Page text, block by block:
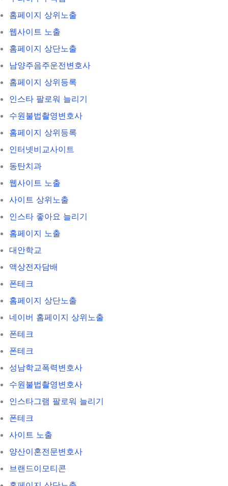
홈페이지 상위노출
웹사이트 노출
홈페이지 상단노출
남양주음주운전변호사
홈페이지 상위등록
인스타 팔로워 늘리기
수원불법촬영변호사
홈페이지 상위등록
인터넷비교사이트
동탄치과
웹사이트 노출
사이트 상위노출
인스타 좋아요 늘리기
홈페이지 노출
대안학교
액상전자담배
폰테크
홈페이지 상단노출
네이버 홈페이지 상위노출
폰테크
폰테크
성남학교폭력변호사
수원불법촬영변호사
인스타그램 팔로워 늘리기
폰테크
사이트 노출
양산이혼전문변호사
브랜드이모티콘